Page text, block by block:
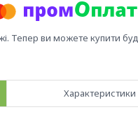
Тепер ви можете купити
Характеристики